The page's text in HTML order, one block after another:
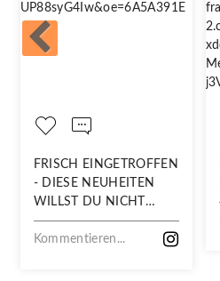
FRISCH EINGETROFFEN
- DIESE NEUHEITEN
WILLST DU NICHT
VERPASSEN!
Kommentieren...